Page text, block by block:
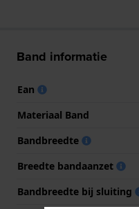
Band informatie
Ean
Materiaal Band
Bandbreedte
Breedte bandaanzet
Bandbreedte bij sluiting